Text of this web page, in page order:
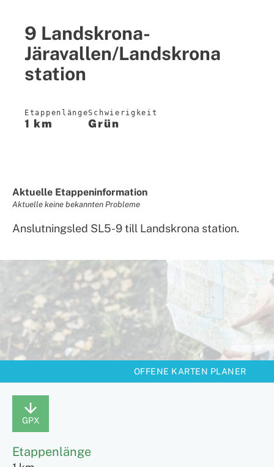
9 Landskrona-
Järavallen/Landskrona
station
Etappenlänge
1 km
Schwierigkeit
Grün
Aktuelle Etappeninformation
Aktuelle keine bekannten Probleme
Anslutningsled SL5-9 till Landskrona station.
OFFENE KARTEN PLANER
GPX
Etappenlänge